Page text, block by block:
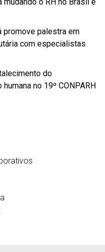
promove palestra em
com especialistas
do
no 19º CONPARH